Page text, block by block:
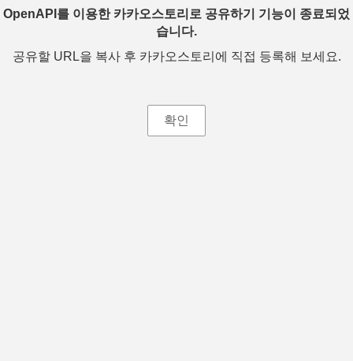
OpenAPI를 이용한 카카오스토리로 공유하기 기능이 종료되었
습니다.
공유할 URL을 복사 후 카카오스토리에 직접 등록해 보세요.
확인